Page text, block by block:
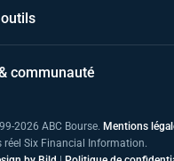
communauté
2026 ABC Bourse. Mentions
réel Six Financial Information.